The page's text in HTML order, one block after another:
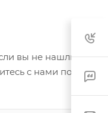
вы не нашли
с нами по